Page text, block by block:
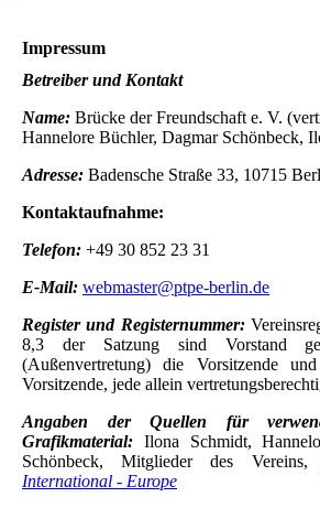
Impressum
Betreiber und Kontakt
Name: Brücke der Freundschaft e. V.
Hannelore Büchler, Dagmar Schönbeck,
Adresse: Badensche Straße 33, 10715
Kontaktaufnahme:
Telefon: +49 30 852 23 31
E-Mail: webmaster@ptpe-berlin.de
Register und Registernummer:
8,3 der Satzung sind Vorstand
(Außenvertretung) die Vorsitzende
Vorsitzende, jede allein
Angaben der Quellen für
Grafikmaterial: Ilona Schmidt,
Schönbeck, Mitglieder des Vereins,
International - Europe